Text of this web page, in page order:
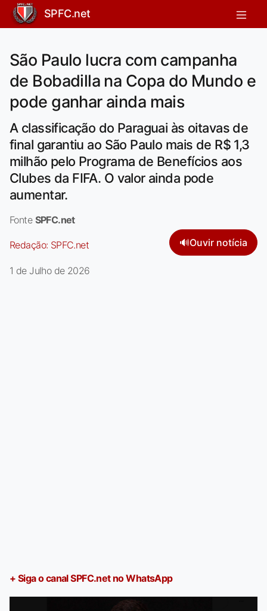
SPFC.net
São Paulo lucra com campanha
de Bobadilla na Copa do Mundo e
pode ganhar ainda mais
A classificação do Paraguai às oitavas de
final garantiu ao São Paulo mais de R$ 1,3
milhão pelo Programa de Benefícios aos
Clubes da FIFA. O valor ainda pode
aumentar.
Fonte SPFC.net
Redação: SPFC.net 🔊Ouvir notícia
1 de Julho de 2026
+ Siga o canal SPFC.net no WhatsApp